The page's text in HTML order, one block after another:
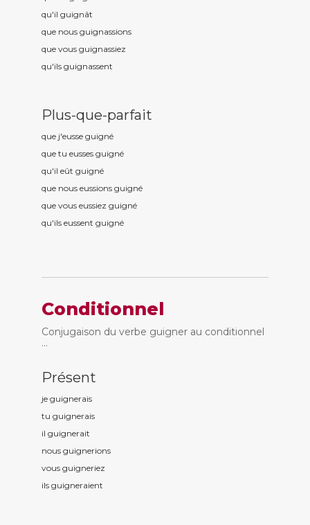
qu'il guignât
que nous guignassions
que vous guignassiez
qu'ils guignassent
Plus-que-parfait
que j'eusse guigné
que tu eusses guigné
qu'il eût guigné
que nous eussions guigné
que vous eussiez guigné
qu'ils eussent guigné
Conditionnel
Conjugaison du verbe guigner au conditionnel
...
Présent
je guignerais
tu guignerais
il guignerait
nous guignerions
vous guigneriez
ils guigneraient